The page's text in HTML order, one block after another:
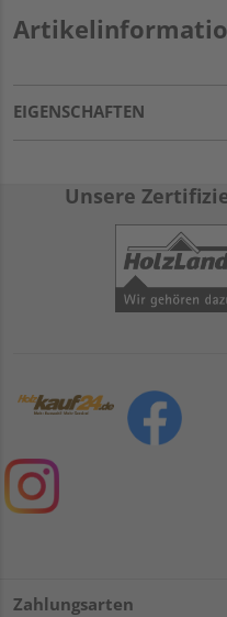
EIGENSCHAFTEN
Unsere
Zahlungsarten